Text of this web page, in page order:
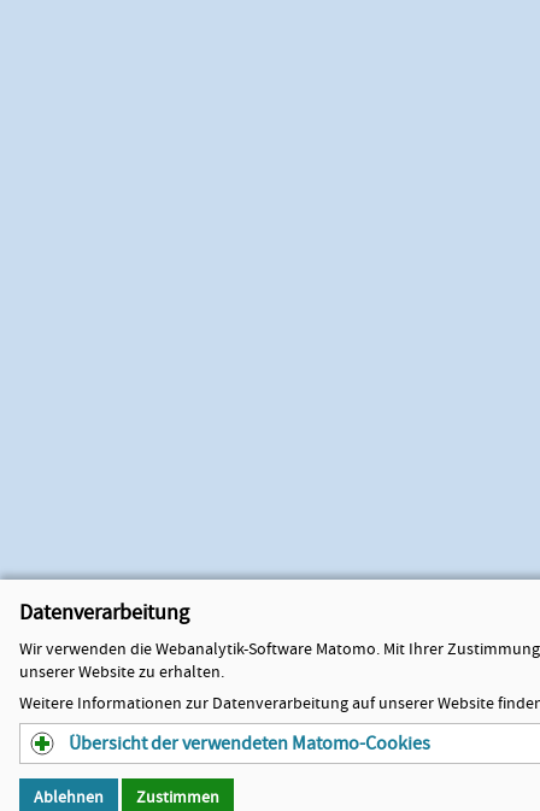
Datenverarbeitung
Wir verwenden die Webanalytik-Software Matomo. Mit Ihrer
unserer Website zu erhalten.
Weitere Informationen zur Datenverarbeitung auf unserer Website
Übersicht der verwendeten Matomo-Cookies
Ablehnen Zustimmen